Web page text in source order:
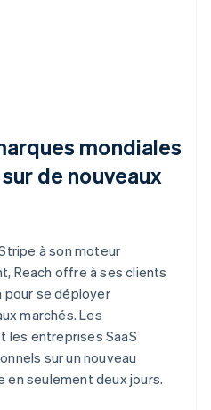
mondiales
de nouveaux
à son moteur
Reach offre à ses clients
se déployer
marchés. Les
les entreprises SaaS
sur un nouveau
en seulement deux jours.